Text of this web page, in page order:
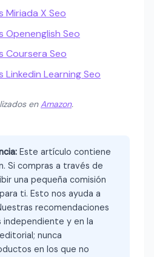
Miriada X Seo
Openenglish Seo
Coursera Seo
Learning Seo
en Amazon.
Este artículo contiene
Si compras a través de
una pequeña comisión
ti. Esto nos ayuda a
recomendaciones
independiente y en la
nunca
en los que no